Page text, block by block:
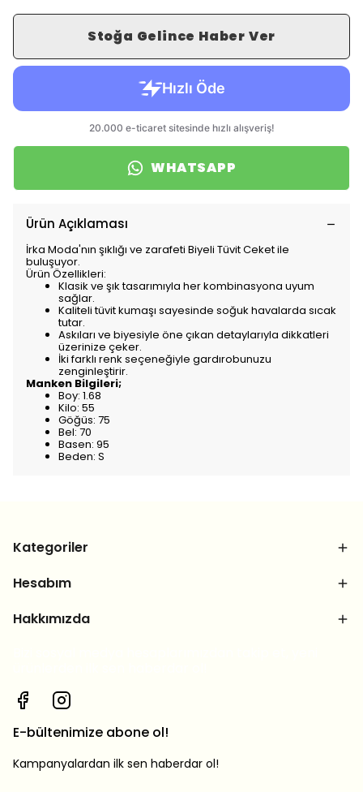
Stoğa Gelince Haber Ver
WHATSAPP
Ürün Açıklaması
İrka Moda'nın şıklığı ve zarafeti Biyeli Tüvit Ceket ile
buluşuyor.
Ürün Özellikleri:
Klasik ve şık tasarımıyla her kombinasyona uyum
sağlar.
Kaliteli tüvit kumaşı sayesinde soğuk havalarda sıcak
tutar.
Askıları ve biyesiyle öne çıkan detaylarıyla dikkatleri
üzerinize çeker.
İki farklı renk seçeneğiyle gardırobunuzu
zenginleştirir.
Manken Bilgileri;
Boy: 1.68
Kilo: 55
Göğüs: 75
Bel: 70
Basen: 95
Beden: S
Kategoriler
Hesabım
Hakkımızda
E-bültenimize abone ol!
Kampanyalardan ilk sen haberdar ol!